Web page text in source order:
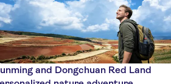
and Dongchuan Red Land